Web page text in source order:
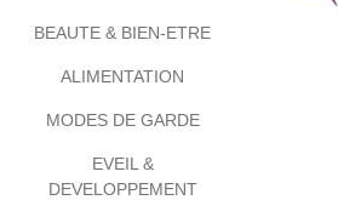
BEAUTE & BIEN-ETRE
ALIMENTATION
MODES DE GARDE
EVEIL &
DEVELOPPEMENT